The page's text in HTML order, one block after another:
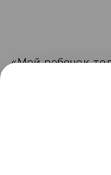
«Мой ребенок
представляют